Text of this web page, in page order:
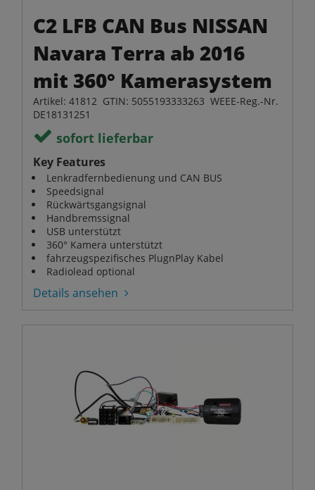
C2 LFB CAN Bus NISSAN
Navara Terra ab 2016
mit 360° Kamerasystem
Artikel: 41812 GTIN: 5055193333263 WEEE-Reg.-Nr.
DE18131251
sofort lieferbar
Key Features
Lenkradfernbedienung und CAN BUS
Speedsignal
Rückwärtsgangsignal
Handbremssignal
USB unterstützt
360° Kamera unterstützt
fahrzeugspezifisches PlugnPlay Kabel
Radiolead optional
Details ansehen